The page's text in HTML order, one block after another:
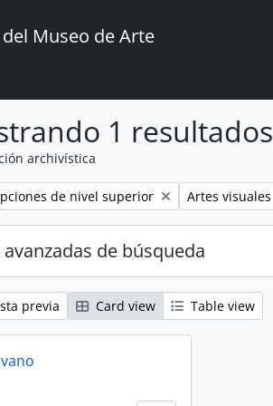
Museo de Arte
1 resultados
archivística
de nivel superior Remove filter:
Artes visuales
de búsqueda
previa Card view Table view